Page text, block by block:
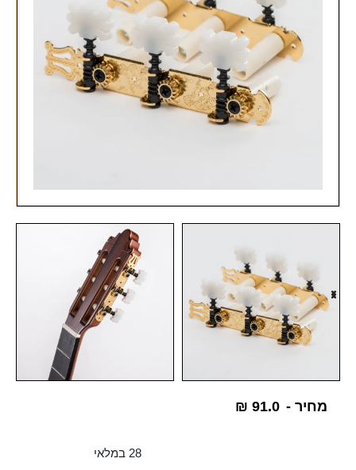
מחיר - ₪ 91.0
28 במלאי